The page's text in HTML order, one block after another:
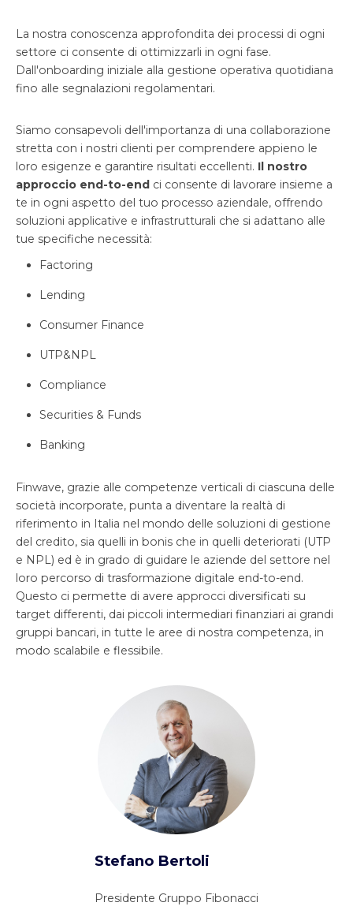
La nostra conoscenza approfondita dei processi di ogni
settore ci consente di ottimizzarli in ogni fase.
Dall'onboarding iniziale alla gestione operativa quotidiana
fino alle segnalazioni regolamentari.
Siamo consapevoli dell'importanza di una collaborazione
stretta con i nostri clienti per comprendere appieno le
loro esigenze e garantire risultati eccellenti. Il nostro
approccio end-to-end ci consente di lavorare insieme a
te in ogni aspetto del tuo processo aziendale, offrendo
soluzioni applicative e infrastrutturali che si adattano alle
tue specifiche necessità:
Factoring
Lending
Consumer Finance
UTP&NPL
Compliance
Securities & Funds
Banking
Finwave, grazie alle competenze verticali di ciascuna delle
società incorporate, punta a diventare la realtà di
riferimento in Italia nel mondo delle soluzioni di gestione
del credito, sia quelli in bonis che in quelli deteriorati (UTP
e NPL) ed è in grado di guidare le aziende del settore nel
loro percorso di trasformazione digitale end-to-end.
Questo ci permette di avere approcci diversificati su
target differenti, dai piccoli intermediari finanziari ai grandi
gruppi bancari, in tutte le aree di nostra competenza, in
modo scalabile e flessibile.
Stefano Bertoli
Presidente Gruppo Fibonacci